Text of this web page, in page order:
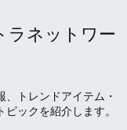
ラネットワー
トレンドアイテム・
ックを紹介します。